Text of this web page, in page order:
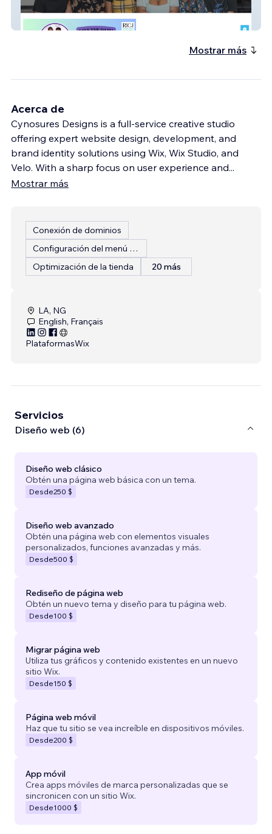
Ricj.org
Mostrar más
Acerca de
Cynosures Designs is a full-service creative studio
offering expert website design, development, and
brand identity solutions using Wix, Wix Studio, and
Velo. With a sharp focus on user experience and...
Mostrar más
Conexión de dominios
Configuración del menú del restaurante
Optimización de la tienda
20 más
LA, NG
English, Français
PlataformasWix
Servicios
Diseño web (6)
Diseño web clásico
Obtén una página web básica con un tema.
Desde250 $
Diseño web avanzado
Obtén una página web con elementos visuales
personalizados, funciones avanzadas y más.
Desde500 $
Rediseño de página web
Obtén un nuevo tema y diseño para tu página web.
Desde100 $
Migrar página web
Utiliza tus gráficos y contenido existentes en un nuevo
sitio Wix.
Desde150 $
Página web móvil
Haz que tu sitio se vea increíble en dispositivos móviles.
Desde200 $
App móvil
Crea apps móviles de marca personalizadas que se
sincronicen con un sitio Wix.
Desde1000 $